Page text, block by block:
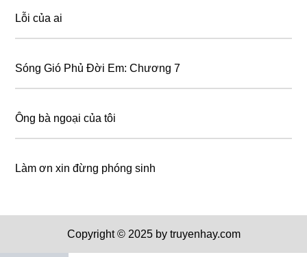
Lỗi của ai
Sóng Gió Phủ Đời Em: Chương 7
Ông bà ngoại của tôi
Làm ơn xin đừng phóng sinh
Copyright © 2025 by truyenhay.com